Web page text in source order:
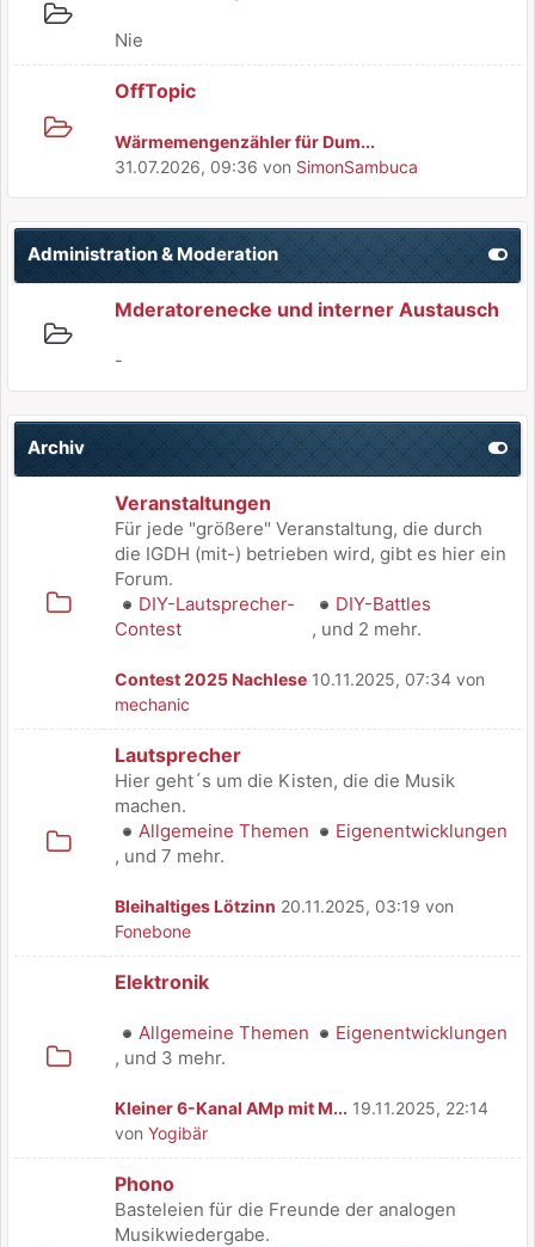
Nie
OffTopic
Wärmemengenzähler für Dum...
31.07.2026, 09:36 von SimonSambuca
Administration & Moderation
Mderatorenecke und interner Austausch
-
Archiv
Veranstaltungen
Für jede "größere" Veranstaltung, die durch
die IGDH (mit-) betrieben wird, gibt es hier ein
Forum.
DIY-Lautsprecher-
Contest
DIY-Battles
, und 2 mehr.
Contest 2025 Nachlese 10.11.2025, 07:34 von
mechanic
Lautsprecher
Hier geht´s um die Kisten, die die Musik
machen.
Allgemeine Themen
Eigenentwicklungen
, und 7 mehr.
Bleihaltiges Lötzinn 20.11.2025, 03:19 von
Fonebone
Elektronik
Allgemeine Themen
Eigenentwicklungen
, und 3 mehr.
Kleiner 6-Kanal AMp mit M... 19.11.2025, 22:14
von Yogibär
Phono
Basteleien für die Freunde der analogen
Musikwiedergabe.